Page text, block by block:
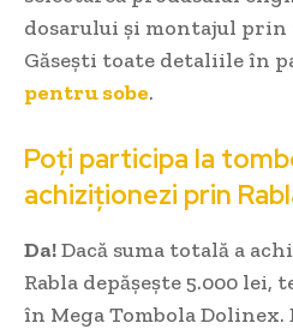
dosarului și montajul
Găsești toate detaliile în
pentru sobe.
Poți participa la
achiziționezi prin
Da!Dacă suma totală a
Rabla depășește 5.000
în Mega Tombola Dolinex.